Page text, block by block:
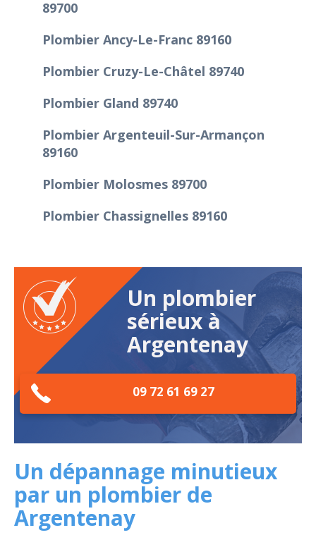
89700
Plombier Ancy-Le-Franc 89160
Plombier Cruzy-Le-Châtel 89740
Plombier Gland 89740
Plombier Argenteuil-Sur-Armançon
89160
Plombier Molosmes 89700
Plombier Chassignelles 89160
Un plombier
sérieux à
Argentenay
09 72 61 69 27
Un dépannage minutieux
par un plombier de
Argentenay